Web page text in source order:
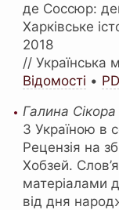
де Соссюр:
Харківське
2018
// Українська
Відомості •
Галина Сікора
З Україною в
Рецензія на
Хобзей.
матеріалами
від дня